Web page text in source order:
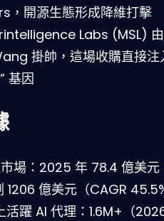
，開源生態形成降維打擊
Labs (MSL) 由
掛帥，這場收購直接注
基因
場：2025 年 78.4 億美
1206 億美元（CAGR
躍 AI 代理：1.6M+（